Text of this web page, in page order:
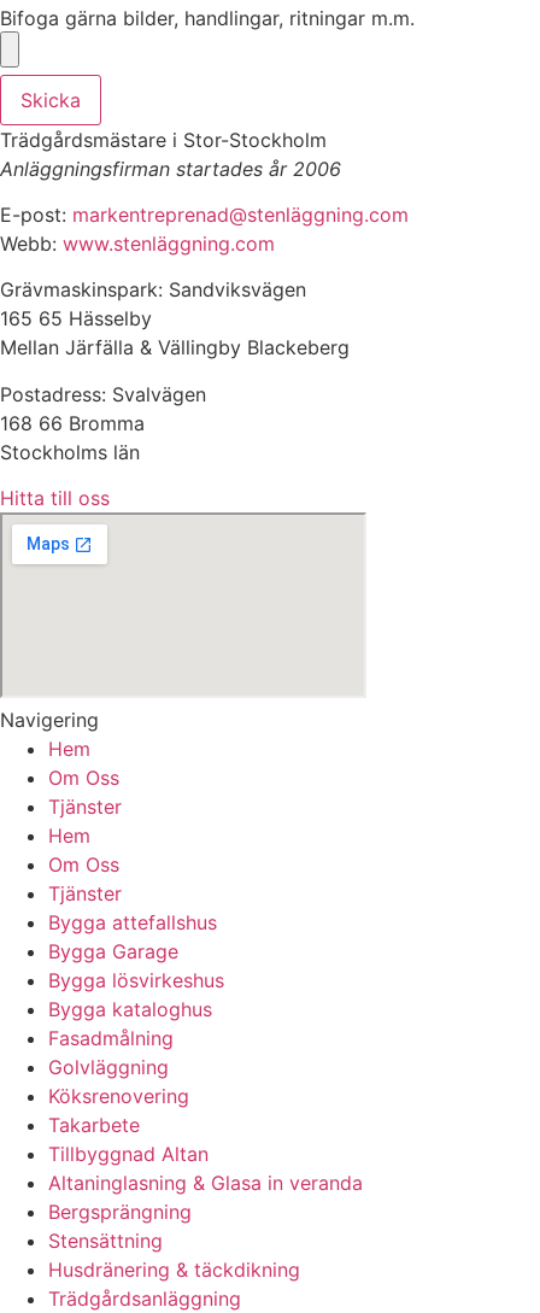
Bifoga gärna bilder, handlingar, ritningar m.m.
Skicka
Trädgårdsmästare i Stor-Stockholm
Anläggningsfirman startades år 2006
E-post: markentreprenad@stenläggning.com
Webb: www.stenläggning.com
Grävmaskinspark: Sandviksvägen
165 65 Hässelby
Mellan Järfälla & Vällingby Blackeberg
Postadress: Svalvägen
168 66 Bromma
Stockholms län
Hitta till oss
Navigering
Hem
Om Oss
Tjänster
Hem
Om Oss
Tjänster
Bygga attefallshus
Bygga Garage
Bygga lösvirkeshus
Bygga kataloghus
Fasadmålning
Golvläggning
Köksrenovering
Takarbete
Tillbyggnad Altan
Altaninglasning & Glasa in veranda
Bergsprängning
Stensättning
Husdränering & täckdikning
Trädgårdsanläggning